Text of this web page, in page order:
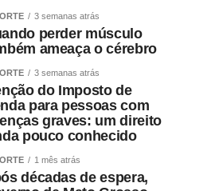
3 semanas atrás
perder músculo
ameaça o cérebro
3 semanas atrás
do Imposto de
para pessoas com
graves: um direito
pouco conhecido
1 mês atrás
décadas de espera,